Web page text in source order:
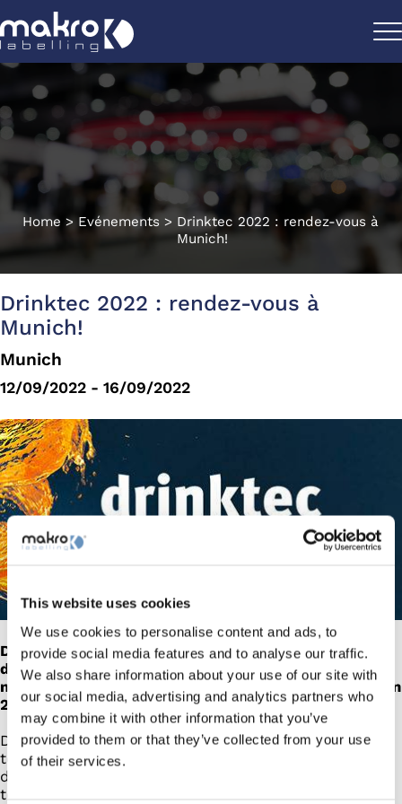
This website uses cookies
We use cookies to personalise content and ads, to
provide social media features and to analyse our traffic.
We also share information about your use of our site with
our social media, advertising and analytics partners who
may combine it with other information that you’ve
provided to them or that they’ve collected from your use
of their services.
Home > Evénements > Drinktec 2022 : rendez-vous à
Munich!
Drinktec 2022 : rendez-vous à
Munich!
Munich
12/09/2022 - 16/09/2022
Drinktec est le salon n° 1 au monde pour l’industrie
des boissons et des aliments liquides C’est pourquoi
nous ne pouvions vraiment pas manquer cette édition
2022.
Du 12 au 16 septembre, nous serons à Monaco avec
tous les experts du secteur pour parler d’innovation,
d’inspirations, et montrer au public les nouveautés
techniques les plus importantes de Makro Labelling.